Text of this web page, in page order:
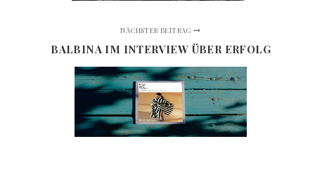
NÄCHSTER BEITRAG
BALBINA IM INTERVIEW ÜBER ERFOLG